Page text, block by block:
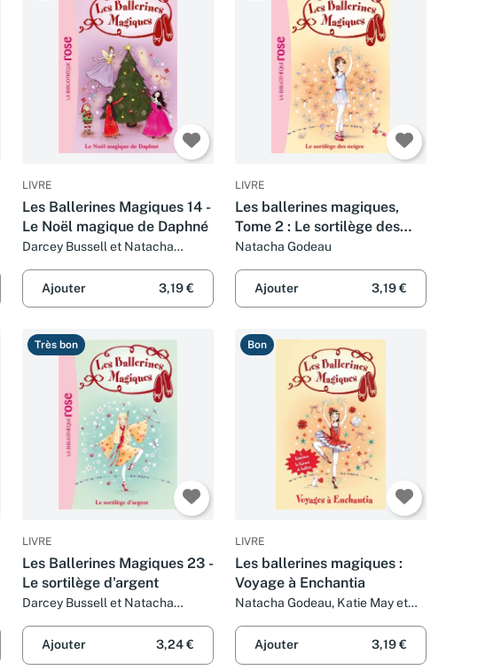
LIVRE
Les Ballerines Magiques 14 -
Le Noël magique de Daphné
Darcey Bussell et Natacha
Ajouter
3,19 €
LIVRE
Les ballerines magiques,
Tome 2 : Le sortilège des
neiges
Natacha Godeau
Ajouter 3,19 €
Très bon
LIVRE
Les Ballerines Magiques 23 -
Le sortilège d'argent
Darcey Bussell et Natacha
Ajouter
3,24 €
Bon
LIVRE
Les ballerines magiques :
Voyage à Enchantia
Natacha Godeau, Katie May et
Ajouter
3,19 €